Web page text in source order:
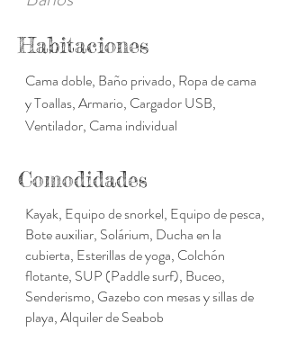
Habitaciones
Cama doble, Baño privado, Ropa de cama
y Toallas, Armario, Cargador USB,
Ventilador, Cama individual
Comodidades
Kayak, Equipo de snorkel, Equipo de pesca,
Bote auxiliar, Solárium, Ducha en la
cubierta, Esterillas de yoga, Colchón
flotante, SUP (Paddle surf), Buceo,
Senderismo, Gazebo con mesas y sillas de
playa, Alquiler de Seabob